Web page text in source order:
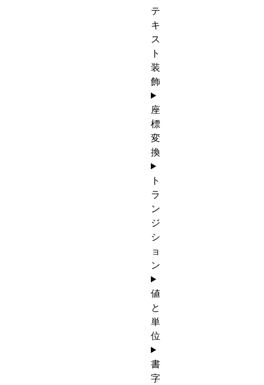
テ
キ
ス
ト
装
飾
座
標
変
換
ト
ラ
ン
ジ
シ
ョ
ン
値
と
単
位
書
字